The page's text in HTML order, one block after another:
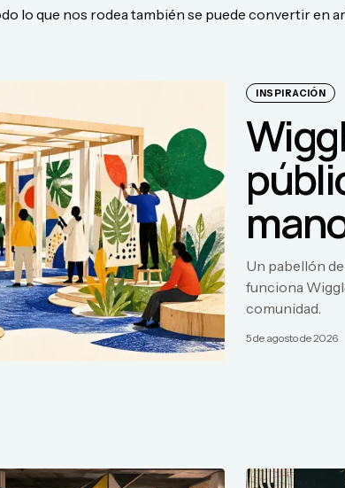
lo que nos rodea también se puede convertir en
INSPIRACIÓN
Un pabellón
funciona
comunidad.
5 de agosto de 2026